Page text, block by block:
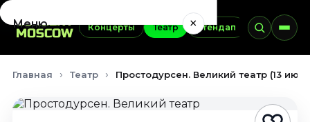
Концерты Театр Стендап Выставки
Меню ×
Сентябрь 2026
Главная Театр Простодурсен. Великий театр (13